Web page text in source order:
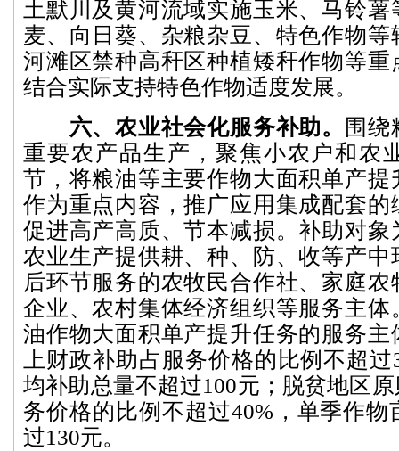
土默川及黄河流域实施玉米、马铃薯
麦、向日葵、杂粮杂豆、特色作物
河滩区禁种高秆区种植矮秆作物等重
结合实际支持特色作物适度发展。
六、农业社会化服务补助。
围绕
重要农产品生产，聚焦小农户和农
节，将粮油等主要作物大面积单产提
作为重点内容，推广应用集成配套的
促进高产高质、节本减损。补助对象
农业生产提供耕、种、防、收等产中
后环节服务的农牧民合作社、家庭
企业、农村集体经济组织等服务主体
油作物大面积单产提升任务的服务主
上财政补助占服务价格的比例不超过
均补助总量不超过100元；脱贫地区
务价格的比例不超过40%，单季作
过130元。